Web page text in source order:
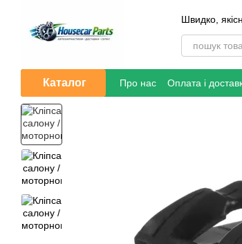
Швидко,
Каталог Про нас Оплата і